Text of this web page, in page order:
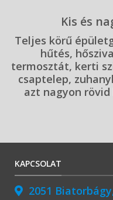
Kis és
Teljes körű
hűtés,
termosztát, kerti
csaptelep,
azt nagyon
KAPCSOLAT
2051